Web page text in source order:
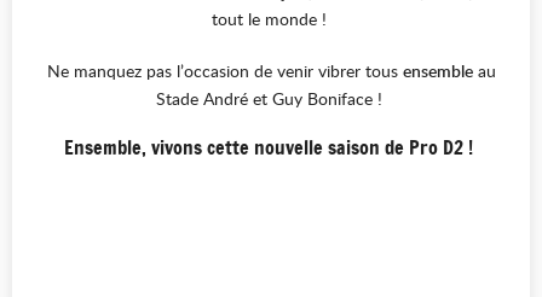
tout le monde !
Ne manquez pas l’occasion de venir vibrer tous ensembleau
Stade André et Guy Boniface !
Ensemble, vivons cette nouvelle saison de Pro D2 !